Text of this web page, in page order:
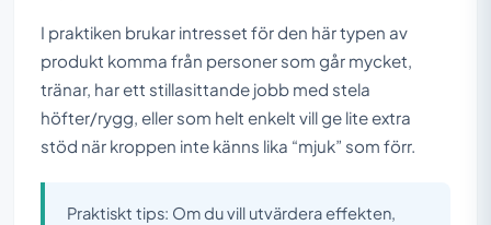
I praktiken brukar intresset för den här typen av
produkt komma från personer som går mycket,
tränar, har ett stillasittande jobb med stela
höfter/rygg, eller som helt enkelt vill ge lite extra
stöd när kroppen inte känns lika “mjuk” som förr.
Praktiskt tips: Om du vill utvärdera effekten,